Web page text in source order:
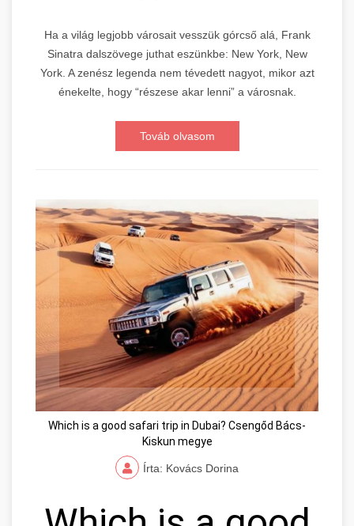
Ha a világ legjobb városait vesszük górcső alá, Frank
Sinatra dalszövege juthat eszünkbe: New York, New
York. A zenész legenda nem tévedett nagyot, mikor azt
énekelte, hogy “részese akar lenni” a városnak.
Továb olvasom
Which is a good safari trip in Dubai? Csengőd Bács-
Kiskun megye
Írta: Kovács Dorina